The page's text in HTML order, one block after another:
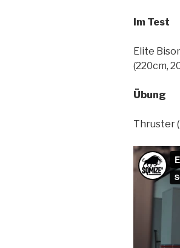
Im Test
Elite
(220cm,
Übung
Thruster